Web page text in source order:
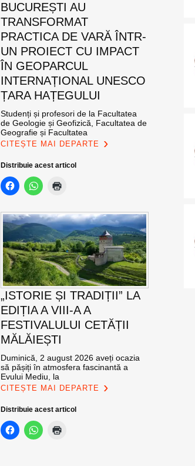
BUCUREȘTI AU
TRANSFORMAT
PRACTICA DE VARĂ ÎNTR-
UN PROIECT CU IMPACT
ÎN GEOPARCUL
INTERNAȚIONAL UNESCO
ȚARA HAȚEGULUI
Studenți și profesori de la Facultatea
de Geologie și Geofizică, Facultatea de
Geografie și Facultatea
CITEȘTE MAI DEPARTE
Distribuie acest articol
„ISTORIE ȘI TRADIȚII” LA
EDIȚIA A VIII-A A
FESTIVALULUI CETĂȚII
MĂLĂIEȘTI
Duminică, 2 august 2026 aveți ocazia
să pășiți în atmosfera fascinantă a
Evului Mediu, la
CITEȘTE MAI DEPARTE
Distribuie acest articol